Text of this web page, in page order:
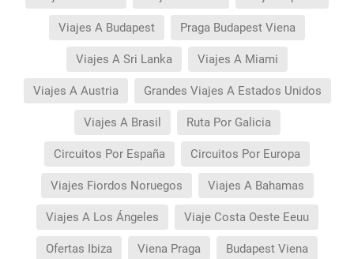
Viajes A Budapest Praga Budapest Viena
Viajes A Sri Lanka Viajes A Miami
Viajes A Austria Grandes Viajes A Estados Unidos
Viajes A Brasil Ruta Por Galicia
Circuitos Por España Circuitos Por Europa
Viajes Fiordos Noruegos Viajes A Bahamas
Viajes A Los Ángeles Viaje Costa Oeste Eeuu
Ofertas Ibiza Viena Praga Budapest Viena